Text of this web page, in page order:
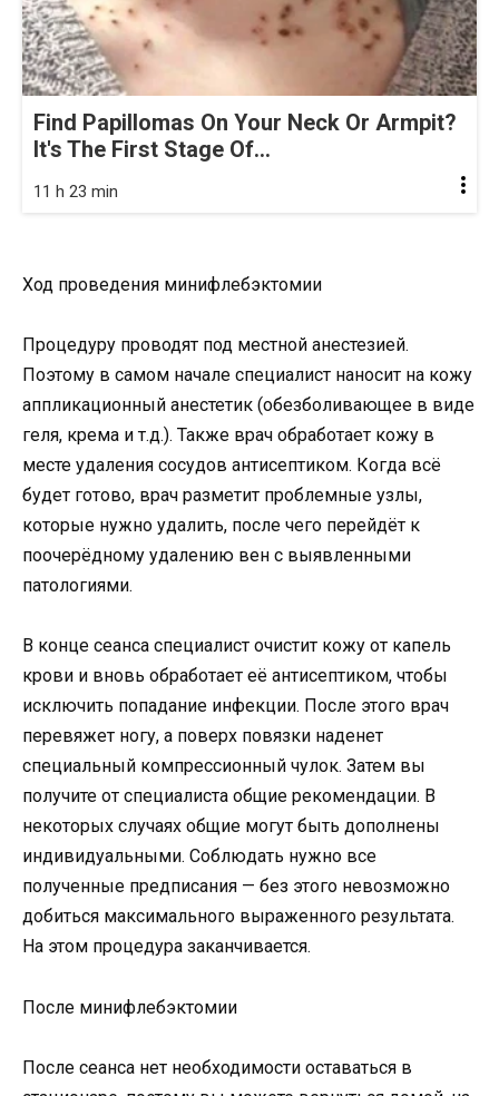
Find Papillomas On Your Neck Or Armpit?
It's The First Stage Of...
11 h 23 min
Ход проведения минифлебэктомии
Процедуру проводят под местной анестезией.
Поэтому в самом начале специалист наносит на кожу
аппликационный анестетик (обезболивающее в виде
геля, крема и т.д.). Также врач обработает кожу в
месте удаления сосудов антисептиком. Когда всё
будет готово, врач разметит проблемные узлы,
которые нужно удалить, после чего перейдёт к
поочерёдному удалению вен с выявленными
патологиями.
В конце сеанса специалист очистит кожу от капель
крови и вновь обработает её антисептиком, чтобы
исключить попадание инфекции. После этого врач
перевяжет ногу, а поверх повязки наденет
специальный компрессионный чулок. Затем вы
получите от специалиста общие рекомендации. В
некоторых случаях общие могут быть дополнены
индивидуальными. Соблюдать нужно все
полученные предписания — без этого невозможно
добиться максимального выраженного результата.
На этом процедура заканчивается.
После минифлебэктомии
После сеанса нет необходимости оставаться в